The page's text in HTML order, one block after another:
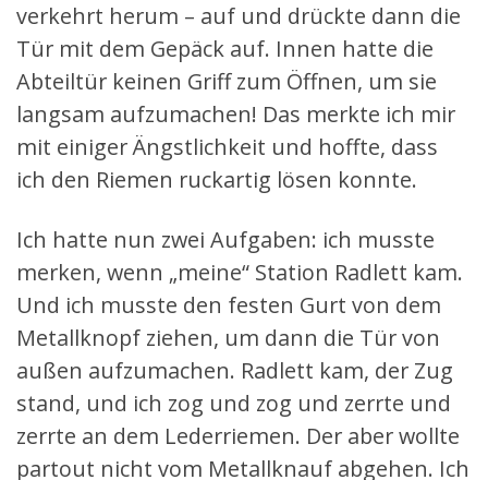
verkehrt herum – auf und drückte dann die
Tür mit dem Gepäck auf. Innen hatte die
Abteiltür keinen Griff zum Öffnen, um sie
langsam aufzumachen! Das merkte ich mir
mit einiger Ängstlichkeit und hoffte, dass
ich den Riemen ruckartig lösen konnte.
Ich hatte nun zwei Aufgaben: ich musste
merken, wenn „meine“ Station Radlett kam.
Und ich musste den festen Gurt von dem
Metallknopf ziehen, um dann die Tür von
außen aufzumachen. Radlett kam, der Zug
stand, und ich zog und zog und zerrte und
zerrte an dem Lederriemen. Der aber wollte
partout nicht vom Metallknauf abgehen. Ich